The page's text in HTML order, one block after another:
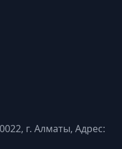
г. Алматы, Адрес: